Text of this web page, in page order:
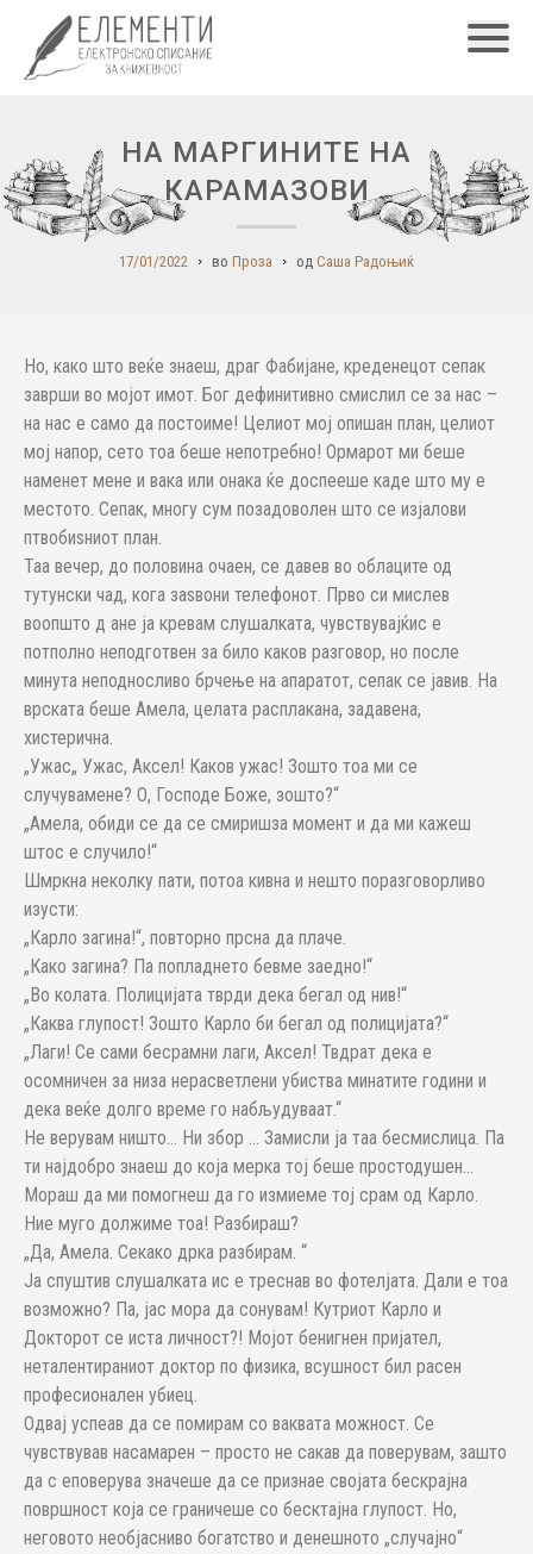
НА МАРГИНИТЕ НА
КАРАМАЗОВИ
17/01/2022 во Проза од Саша Радоњиќ
Но, како што веќе знаеш, драг Фабијане, креденецот сепак
заврши во мојот имот. Бог дефинитивно смислил се за нас –
на нас е само да постоиме! Целиот мој опишан план, целиот
мој напор, сето тоа беше непотребно! Ормарот ми беше
наменет мене и вака или онака ќе доспееше каде што му е
местото. Сепак, многу сум позадоволен што се изјалови
птвобиѕниот план.
Таа вечер, до половина очаен, се давев во облаците од
тутунски чад, кога заѕвони телефонот. Прво си мислев
воопшто д ане ја кревам слушалката, чувствувајќис е
потполно неподготвен за било каков разговор, но после
минута неподносливо брчење на апаратот, сепак се јавив. На
врската беше Амела, целата расплакана, задавена,
хистерична.
„Ужас„ Ужас, Аксел! Каков ужас! Зошто тоа ми се
случувамене? О, Господе Боже, зошто?“
„Амела, обиди се да се смиришза момент и да ми кажеш
штос е случило!“
Шмркна неколку пати, потоа кивна и нешто поразговорливо
изусти:
„Карло загина!“, повторно прсна да плаче.
„Како загина? Па попладнето бевме заедно!“
„Во колата. Полицијата тврди дека бегал од нив!“
„Каква глупост! Зошто Карло би бегал од полицијата?“
„Лаги! Се сами бесрамни лаги, Аксел! Твдрат дека е
осомничен за низа нерасветлени убиства минатите години и
дека веќе долго време го набљудуваат.“
Не верувам ништо… Ни збор … Замисли ја таа бесмислица. Па
ти најдобро знаеш до која мерка тој беше простодушен…
Мораш да ми помогнеш да го измиеме тој срам од Карло.
Ние муго должиме тоа! Разбираш?
„Да, Амела. Секако дрка разбирам. “
Ја спуштив слушалката ис е треснав во фотелјата. Дали е тоа
возможно? Па, јас мора да сонувам! Кутриот Карло и
Докторот се иста личност?! Мојот бенигнен пријател,
неталентираниот доктор по физика, всушност бил расен
професионален убиец.
Одвај успеав да се помирам со ваквата можност. Се
чувствував насамарен – просто не сакав да поверувам, зашто
да с еповерува значеше да се признае својата бескрајна
површност која се граничеше со бесктајна глупост. Но,
неговото необјасниво богатство и денешното „случајно“